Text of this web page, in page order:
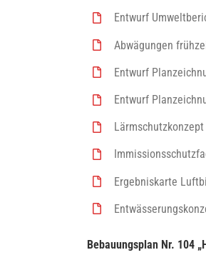
Entwurf
Abwägungen
Entwurf
Entwurf
Ergebniskarte
Bebauungsplan Nr. 104